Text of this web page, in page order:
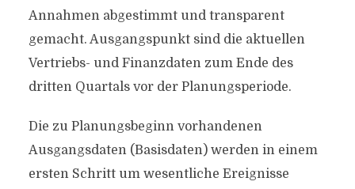
Annahmen abgestimmt und transparent
gemacht. Ausgangspunkt sind die aktuellen
Vertriebs- und Finanzdaten zum Ende des
dritten Quartals vor der Planungsperiode.
Die zu Planungsbeginn vorhandenen
Ausgangsdaten (Basisdaten) werden in einem
ersten Schritt um wesentliche Ereignisse